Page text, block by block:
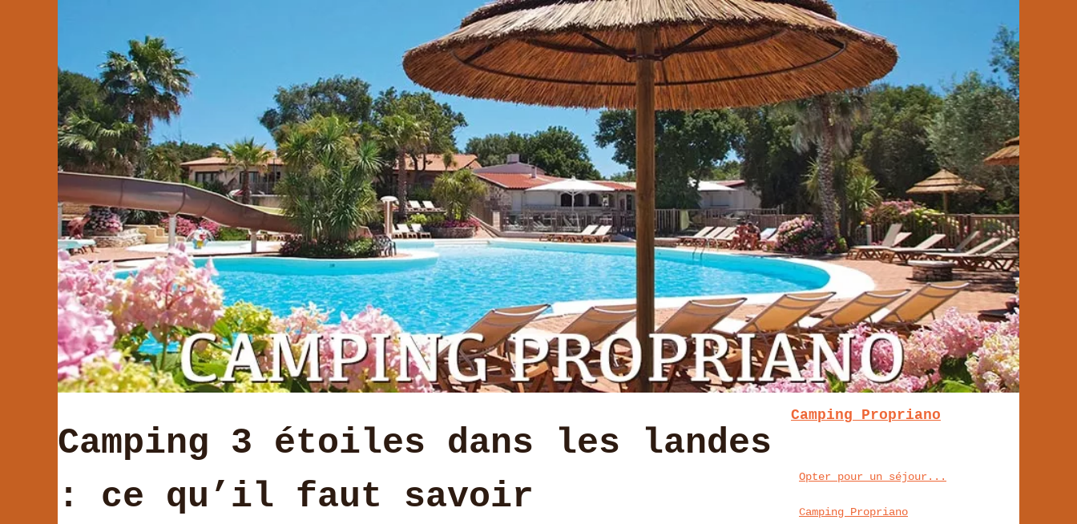
Camping 3 étoiles dans les landes
: ce qu’il faut savoir
Camping Propriano
Opter pour un séjour...
Camping Propriano